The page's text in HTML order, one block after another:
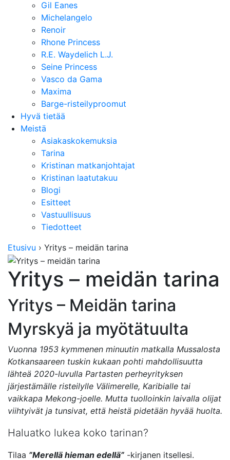
Gil Eanes
Michelangelo
Renoir
Rhone Princess
R.E. Waydelich L.J.
Seine Princess
Vasco da Gama
Maxima
Barge-risteilyproomut
Hyvä tietää
Meistä
Asiakaskokemuksia
Tarina
Kristinan matkanjohtajat
Kristinan laatutakuu
Blogi
Esitteet
Vastuullisuus
Tiedotteet
Etusivu › Yritys – meidän tarina
Yritys – meidän tarina
Yritys – Meidän tarina
Myrskyä ja myötätuulta
Vuonna 1953 kymmenen minuutin matkalla Mussalosta
Kotkansaareen tuskin kukaan pohti mahdollisuutta
lähteä 2020-luvulla Partasten perheyrityksen
järjestämälle risteilylle Välimerelle, Karibialle tai
vaikkapa Mekong-joelle. Mutta tuolloinkin laivalla olijat
viihtyivät ja tunsivat, että heistä pidetään hyvää huolta.
Haluatko lukea koko tarinan?
Tilaa ”Merellä hieman edellä” -kirjanen itsellesi.